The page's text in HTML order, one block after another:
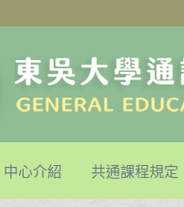
中心介紹 共通課程規定